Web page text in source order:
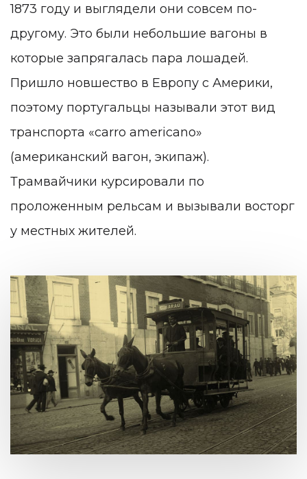
1873 году и выглядели они совсем по-
другому. Это были небольшие вагоны в
которые запрягалась пара лошадей.
Пришло новшество в Европу с Америки,
поэтому португальцы называли этот вид
транспорта «carro americano»
(американский вагон, экипаж).
Трамвайчики курсировали по
проложенным рельсам и вызывали восторг
у местных жителей.